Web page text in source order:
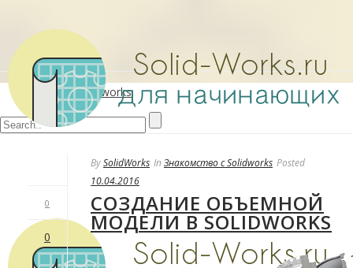
Основы Solidworks
0
0
BySolidWorks In Знакомство с Solidworks Posted
10.04.2016
СОЗДАНИЕ ОБЪЕМНОЙ
МОДЕЛИ В SOLIDWORKS